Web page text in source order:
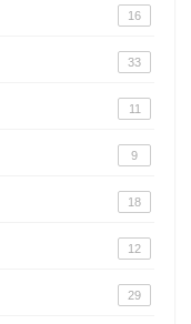
16
33
11
9
18
12
29